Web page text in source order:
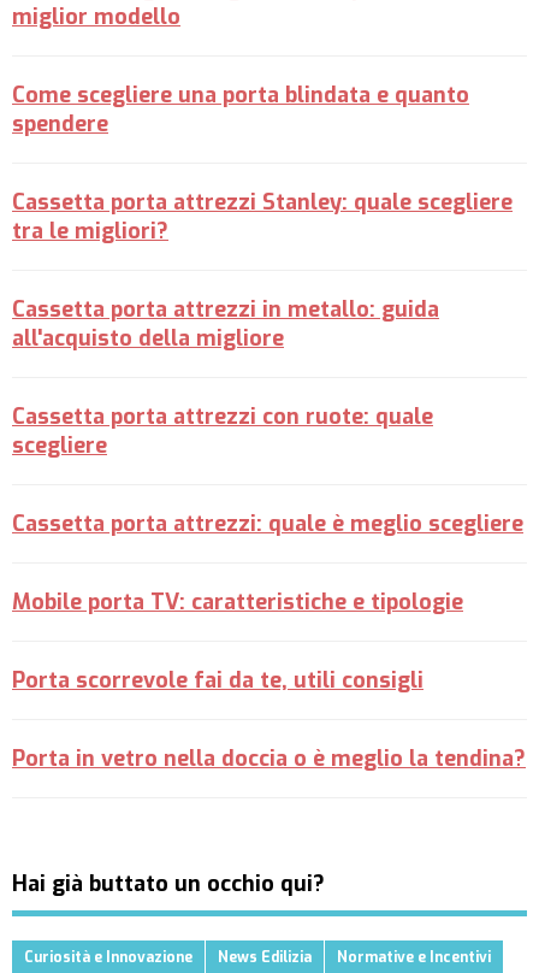
miglior modello
Come scegliere una porta blindata e quanto
spendere
Cassetta porta attrezzi Stanley: quale scegliere
tra le migliori?
Cassetta porta attrezzi in metallo: guida
all'acquisto della migliore
Cassetta porta attrezzi con ruote: quale
scegliere
Cassetta porta attrezzi: quale è meglio scegliere
Mobile porta TV: caratteristiche e tipologie
Porta scorrevole fai da te, utili consigli
Porta in vetro nella doccia o è meglio la tendina?
Hai già buttato un occhio qui?
Curiosità e Innovazione News Edilizia Normative e Incentivi